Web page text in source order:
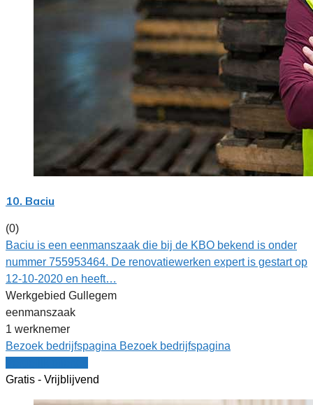
10. Baciu
(0)
Baciu is een eenmanszaak die bij de KBO bekend is onder
nummer 755953464. De renovatiewerken expert is gestart op
12-10-2020 en heeft…
Werkgebied Gullegem
eenmanszaak
1 werknemer
Bezoek bedrijfspagina Bezoek bedrijfspagina
Gratis - Vrijblijvend